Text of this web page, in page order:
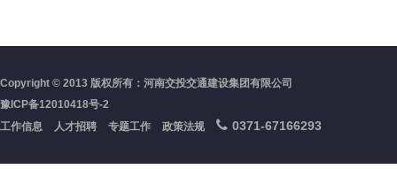
Copyright © 2013 版权所有：河南交投交通建设集团有限公司
豫ICP备12010418号-2
工作信息
人才招聘 专题工作 政策法规 0371-67166293